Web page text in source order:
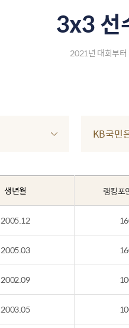
3x3 선
2021년 대회부
KB국민
생년월 랭킹포
2005.12
2005.03
2002.09
2003.05